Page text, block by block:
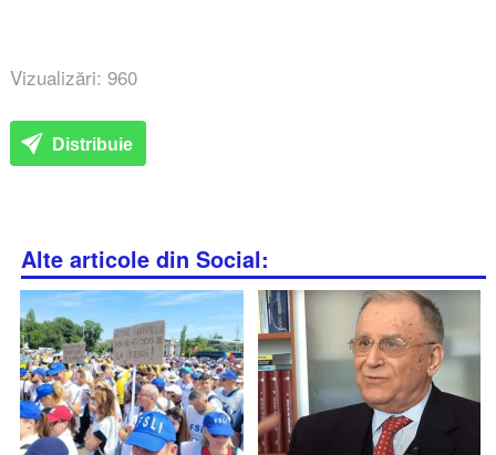
Vizualizări: 960
Distribuie
Alte articole din Social: